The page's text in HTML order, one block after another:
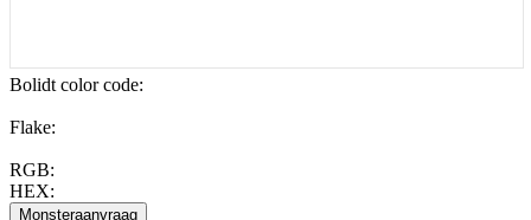
Bolidt color code:
Flake:
RGB:
HEX: